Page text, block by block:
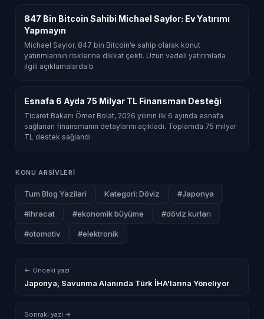
847 Bin Bitcoin Sahibi Michael Saylor: Ev Yatırımı
Yapmayın
Michael Saylor, 847 bin Bitcoin’e sahip olarak konut
yatırımlarının risklerine dikkat çekti. Uzun vadeli yatırımlarla
ilgili açıklamalarda b
Esnafa 6 Ayda 75 Milyar TL Finansman Desteği
Ticaret Bakanı Ömer Bolat, 2026 yılının ilk 6 ayında esnafa
sağlanan finansmanın detaylarını açıkladı. Toplamda 75 milyar
TL destek sağlandı
KONU ARSIVLERI
Tum Blog Yazilari Kategori: Döviz #Japonya
#ihracat #ekonomik büyüme #döviz kurları
#otomotiv #elektronik
← Onceki yazi
Japonya, Savunma Alanında Türk İHA'larına Yöneliyor
Sonraki yazi →